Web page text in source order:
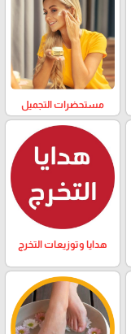
مستحضرات التجميل
هدايا وتوزيعات التخرج